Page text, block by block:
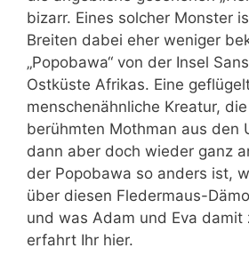
bizarr. Eines solcher Monster
Breiten dabei eher weniger
„Popobawa“ von der Insel
Ostküste Afrikas. Eine
menschenähnliche Kreatur,
berühmten Mothman aus den
dann aber doch wieder ganz
der Popobawa so anders ist,
über diesen Fledermaus-
und was Adam und Eva damit
erfahrt Ihr hier.